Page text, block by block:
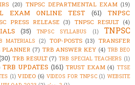
(20) TNPSC DEPARTMENTAL EXAM (19)
EXAM ONLINE TEST (61)
TNPSC
PRESS RELEASE (3) TNPSC RESULT (4)
(35) TNPSC SYLLABUS (1)
TNPSC
MATERIALS (2) TOP-POSTS (13) TRANSFER
(7) TRB ANSWER KEY (4) TRB BEO
TRB RESULT (7) TRB SPECIAL TEACHERS (1)
TRB UPDATES (161) TRUST EXAM (4) TTSE
(1) VIDEO (6) VIDEOS FOR TNPSC (1) WEBSITE